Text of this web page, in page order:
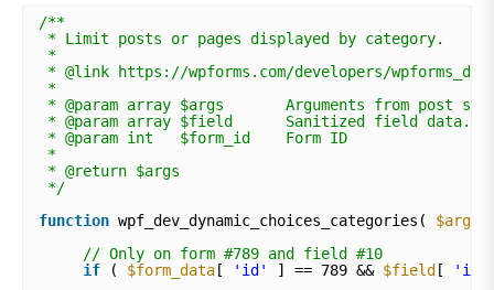
/**
* Limit posts or pages displayed by category.
*
* @link https://wpforms.com/developers/
*
* @param array $args       Arguments from
* @param array $field      Sanitized field data.
* @param int   $form_id    Form ID
*
* @return $args
*/
function wpf_dev_dynamic_choices_categories( $args
// Only on form #789 and field #10
if
( $form_data[ 'id' ] == 789 && $field[
'id'